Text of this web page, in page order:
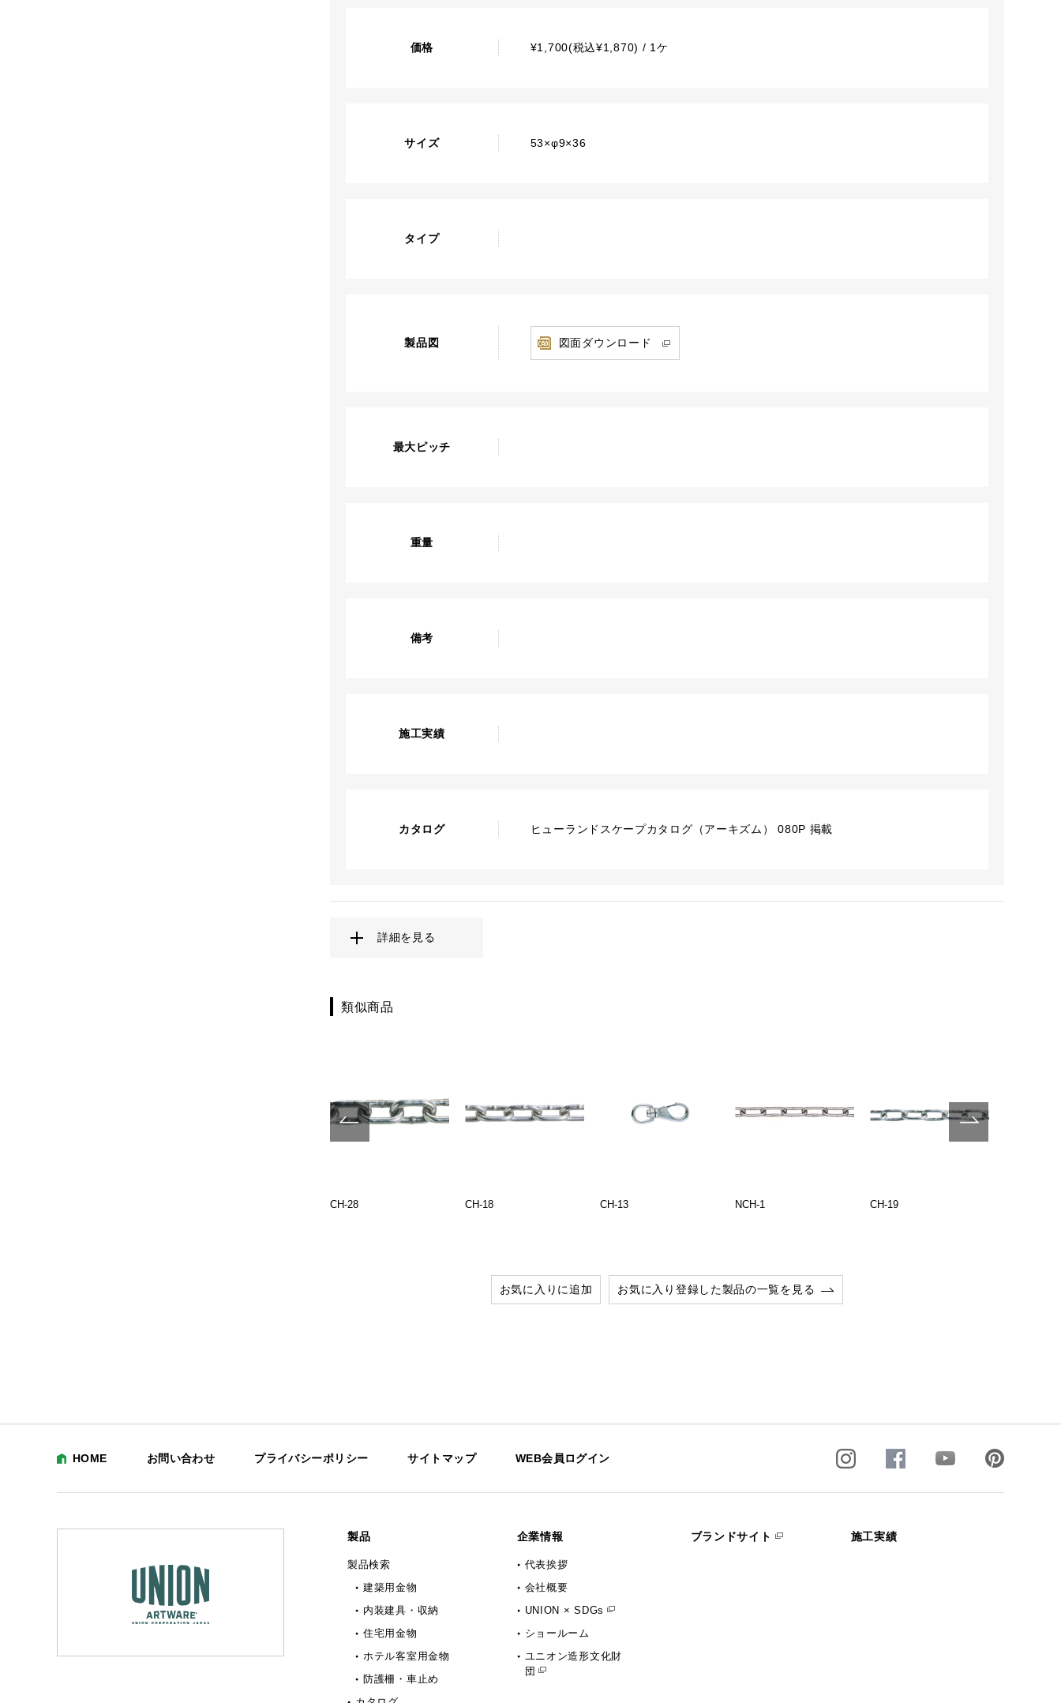
価格 ¥1,700(税込¥1,870) / 1ケ
サイズ 53×φ9×36
タイプ
製品図 図面ダウンロード
最大ピッチ
重量
備考
施工実績
カタログ ヒューランドスケープカタログ（アーキズム） 080P 掲載
詳細を見る
類似商品
CH-28 CH-18 CH-13 NCH-1 CH-19
お気に入りに追加 お気に入り登録した製品の一覧を見る
HOME お問い合わせ プライバシーポリシー サイトマップ WEB会員ログイン
製品
製品検索
建築用金物
内装建具・収納
住宅用金物
ホテル客室用金物
防護柵・車止め
企業情報
代表挨拶
会社概要
UNION × SDGs
ショールーム
ユニオン造形文化財
団
ブランドサイト 施工実績